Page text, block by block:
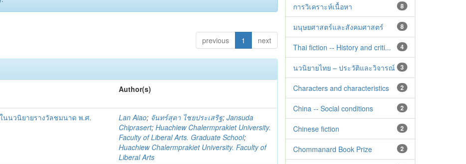
previous 1 next
Author(s)
นนวนิยายรางวัลชมนาด พ.ศ.
Lan Aiao; จันทร์สุดา ไชยประเสริฐ;Jansuda
Chiprasert;Huachiew Chalermprakiet University.
Faculty of Liberal Arts. Graduate School;
Huachiew Chalermprakiet University. Faculty of
Liberal Arts
8
การวิเคราะห์เนื้อหา
8
มนุษยศาสตร์และสังคมศาสตร์
4
Thai fiction -- History and criti...
3
นวนิยายไทย – ประวัติและวิจารณ์
2
Characters and characteristics
2
China -- Social conditions
2
Chinese fiction
2
Chommanard Book Prize